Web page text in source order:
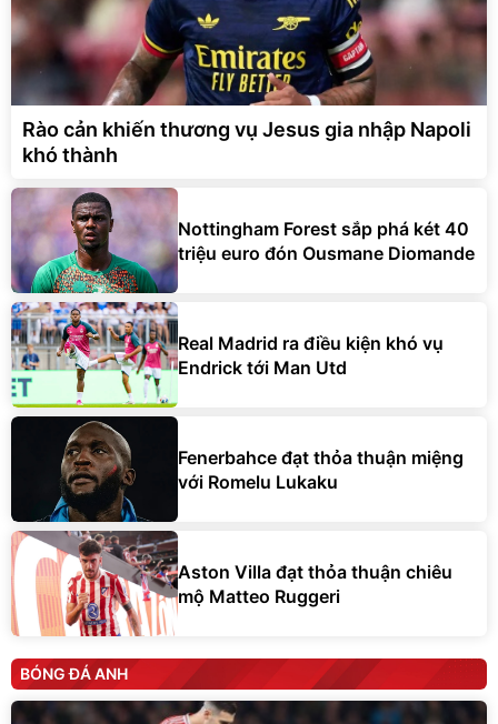
Rào cản khiến thương vụ Jesus gia nhập Napoli
khó thành
Nottingham Forest sắp phá két 40
triệu euro đón Ousmane Diomande
Real Madrid ra điều kiện khó vụ
Endrick tới Man Utd
Fenerbahce đạt thỏa thuận miệng
với Romelu Lukaku
Aston Villa đạt thỏa thuận chiêu
mộ Matteo Ruggeri
BÓNG ĐÁ ANH